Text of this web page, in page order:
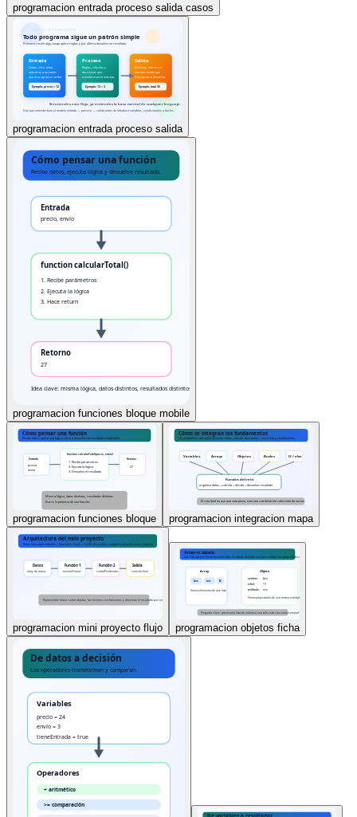
programacion entrada proceso salida casos
programacion entrada proceso salida
programacion funciones bloque mobile
programacion funciones bloque programacion integracion mapa
programacion mini proyecto flujo programacion objetos ficha